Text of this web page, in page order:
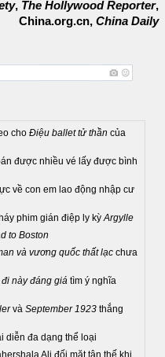
, The Hollywood Reporter,
China.org.cn, China Daily
cho Điệu ballet tử thần của
được nhiều vé lấy được bình
về con em lao động nhập cư
phim gián điệp ly kỳ Argylle
to Boston
và vương quốc thất lạc chưa
này đáng giá tìm ý nghĩa
và September 1923 thắng
diễn đa dạng thể loại
Ali đối mặt tận thế khi